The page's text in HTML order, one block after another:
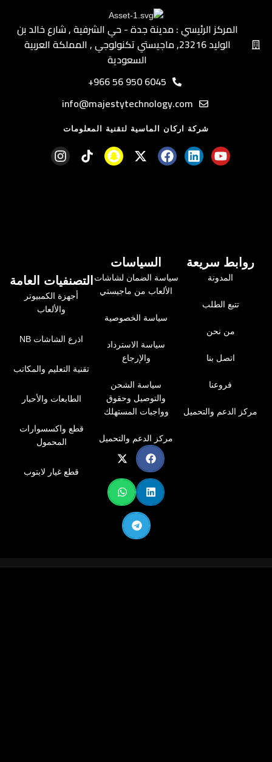
روابط سريعة
المدونة
تتبع الطلب
من نحن
اتصل بنا
فروعنا
مركز الدعم والتحميل
السياسات
سياسة الضمان لشاشات
الألعاب من ماجيستي
سياسة الخصوصية
سياسة الاسترداد
والإرجاع
سياسة الشحن
والتوصيل وحقوق
وواجبات المستهلك
مركز الدعم والتحميل
التصنفيات العامة
أجهزة الكمبيوتر
والألعاب
اذرع الشاشات NB
تقنية التعليم والمكاتب
الطابعات والأحبار
قطع واكسسوارات
المحمول
قطع غيار لابتوب
المركز الرئيسي : مدينة جدة - حي الشرفية ٫ شارع خالد بن
الوليد ٫23216 ماجيستي تكنولوجي ٫ المملكة العربية
السعودية
6045 950 56 966+
info@majestytechnology.com
شركة اركان الماسية لتقنية المعلومات